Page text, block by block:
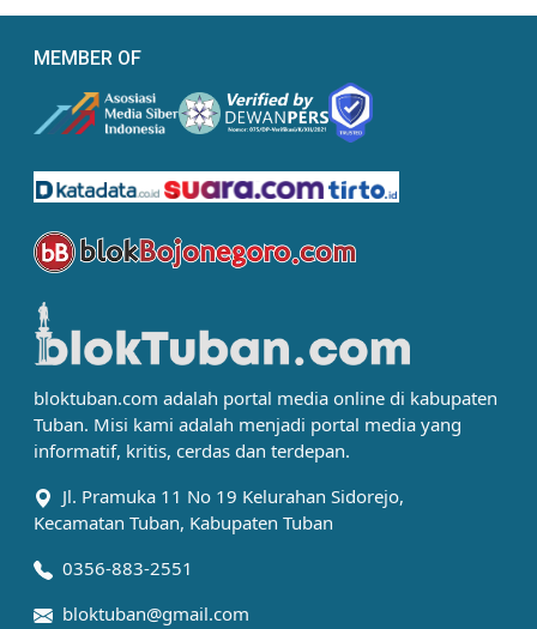
MEMBER OF
bloktuban.com adalah portal media online di kabupaten
Tuban. Misi kami adalah menjadi portal media yang
informatif, kritis, cerdas dan terdepan.
Jl. Pramuka 11 No 19 Kelurahan Sidorejo,
Kecamatan Tuban, Kabupaten Tuban
0356-883-2551
bloktuban@gmail.com